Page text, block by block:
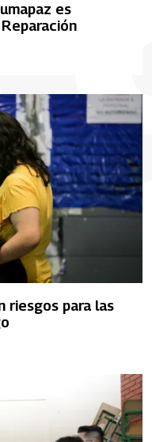
es
riesgos para las